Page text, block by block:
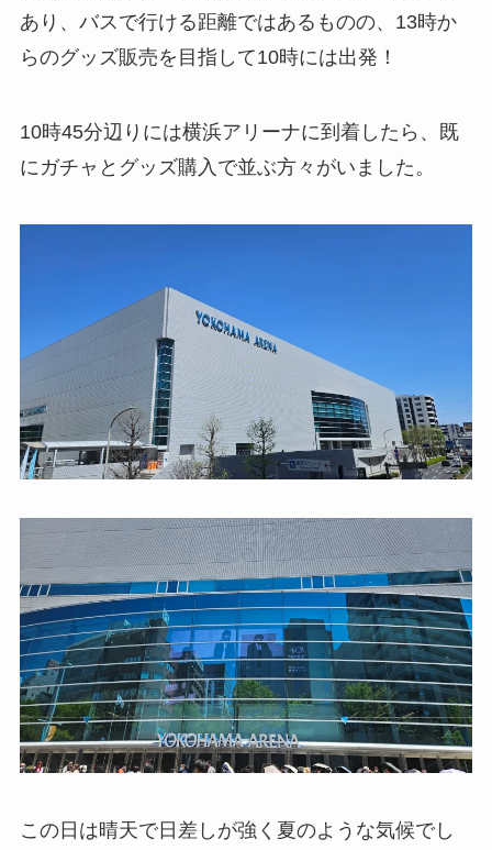
あり、バスで行ける距離ではあるものの、13時か
らのグッズ販売を目指して10時には出発！
10時45分辺りには横浜アリーナに到着したら、既
にガチャとグッズ購入で並ぶ方々がいました。
この日は晴天で日差しが強く夏のような気候でし